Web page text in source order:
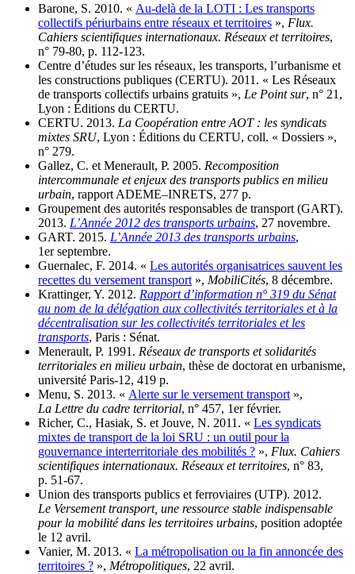
Barone, S. 2010. « Au-delà de la LOTI : Les transports
collectifs périurbains entre réseaux et territoires », Flux.
Cahiers scientifiques internationaux. Réseaux et territoires,
n° 79‑80, p. 112‑123.
Centre d’études sur les réseaux, les transports, l’urbanisme et
les constructions publiques (CERTU). 2011. « Les Réseaux
de transports collectifs urbains gratuits », Le Point sur, n° 21,
Lyon : Éditions du CERTU.
CERTU. 2013. La Coopération entre AOT : les syndicats
mixtes SRU, Lyon : Éditions du CERTU, coll. « Dossiers »,
n° 279.
Gallez, C. et Menerault, P. 2005. Recomposition
intercommunale et enjeux des transports publics en milieu
urbain, rapport ADEME–INRETS, 277 p.
Groupement des autorités responsables de transport (GART).
2013. L’Année 2012 des transports urbains, 27 novembre.
GART. 2015. L’Année 2013 des transports urbains,
1er septembre.
Guernalec, F. 2014. « Les autorités organisatrices sauvent les
recettes du versement transport », MobiliCités, 8 décembre.
Krattinger, Y. 2012. Rapport d’information n° 319 du Sénat
au nom de la délégation aux collectivités territoriales et à la
décentralisation sur les collectivités territoriales et les
transports, Paris : Sénat.
Menerault, P. 1991. Réseaux de transports et solidarités
territoriales en milieu urbain, thèse de doctorat en urbanisme,
université Paris‑12, 419 p.
Menu, S. 2013. « Alerte sur le versement transport »,
La Lettre du cadre territorial, n° 457, 1er février.
Richer, C., Hasiak, S. et Jouve, N. 2011. « Les syndicats
mixtes de transport de la loi SRU : un outil pour la
gouvernance interterritoriale des mobilités ? », Flux. Cahiers
scientifiques internationaux. Réseaux et territoires, n° 83,
p. 51‑67.
Union des transports publics et ferroviaires (UTP). 2012.
Le Versement transport, une ressource stable indispensable
pour la mobilité dans les territoires urbains, position adoptée
le 12 avril.
Vanier, M. 2013. « La métropolisation ou la fin annoncée des
territoires ? », Métropolitiques, 22 avril.